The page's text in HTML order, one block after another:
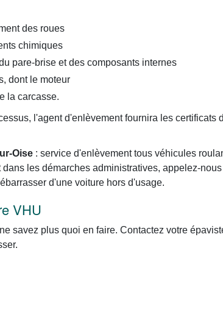
des roues
chimiques
pare-brise et des composants internes
dont le moteur
la carcasse.
l'agent d'enlèvement fournira les certificats
Oise : service d'enlèvement tous véhicules
les démarches administratives, appelez-
d'une voiture hors d'usage.
VHU
savez plus quoi en faire. Contactez votre